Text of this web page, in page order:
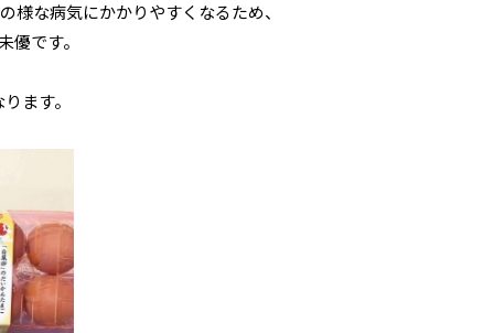
様な病気にかかりやすくなるため、
優です。
ます。